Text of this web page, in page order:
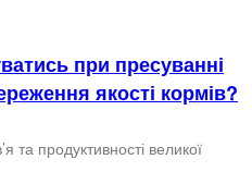
при пресуванні
якості кормів?
та продуктивності великої